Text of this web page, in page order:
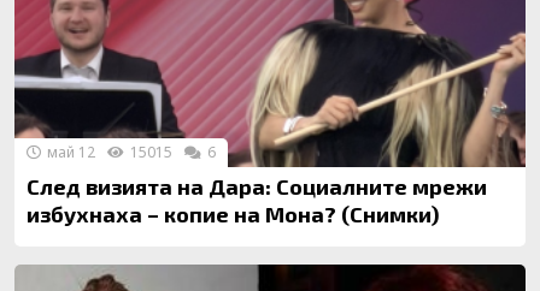
След визията на Дара: Социалните мрежи
избухнаха – копие на Мона? (Снимки)
май 12 15015 6